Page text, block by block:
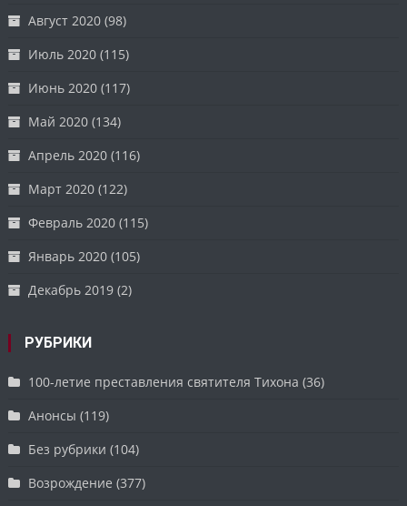
Август 2020 (98)
Июль 2020 (115)
Июнь 2020 (117)
Май 2020 (134)
Апрель 2020 (116)
Март 2020 (122)
Февраль 2020 (115)
Январь 2020 (105)
Декабрь 2019 (2)
РУБРИКИ
100-летие преставления святителя Тихона (36)
Анонсы (119)
Без рубрики (104)
Возрождение (377)